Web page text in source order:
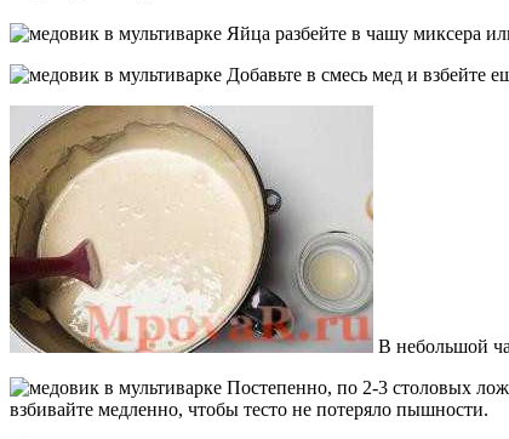
Яйца разбейте в чашу миксера
Добавьте в смесь мед и взбейте
В небольшой
Постепенно, по 2-3 столовых
взбивайте медленно, чтобы тесто не потеряло пышности.